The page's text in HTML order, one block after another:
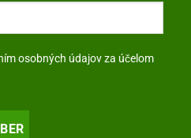
osobných údajovza účelom